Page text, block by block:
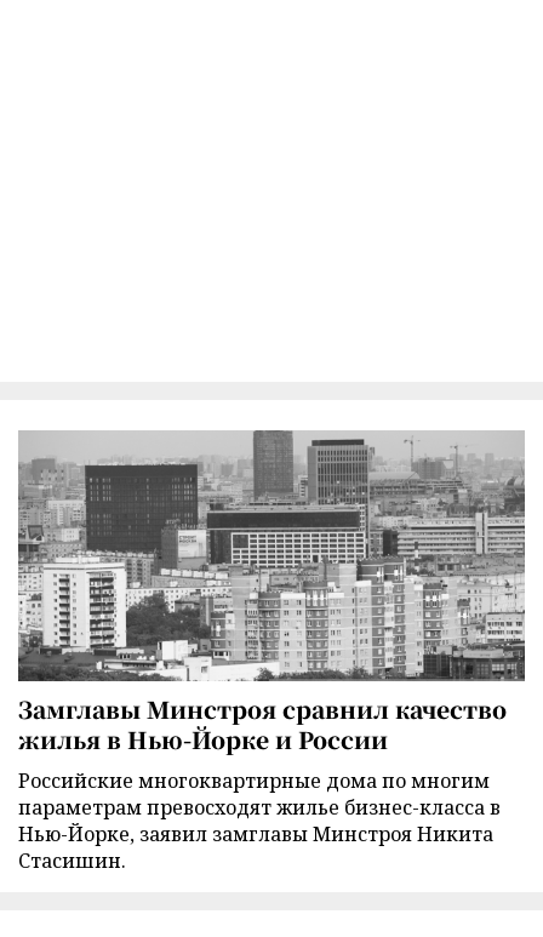
Замглавы Минстроя сравнил качество
жилья в Нью-Йорке и России
Российские многоквартирные дома по многим
параметрам превосходят жилье бизнес-класса в
Нью-Йорке, заявил замглавы Минстроя Никита
Стасишин.